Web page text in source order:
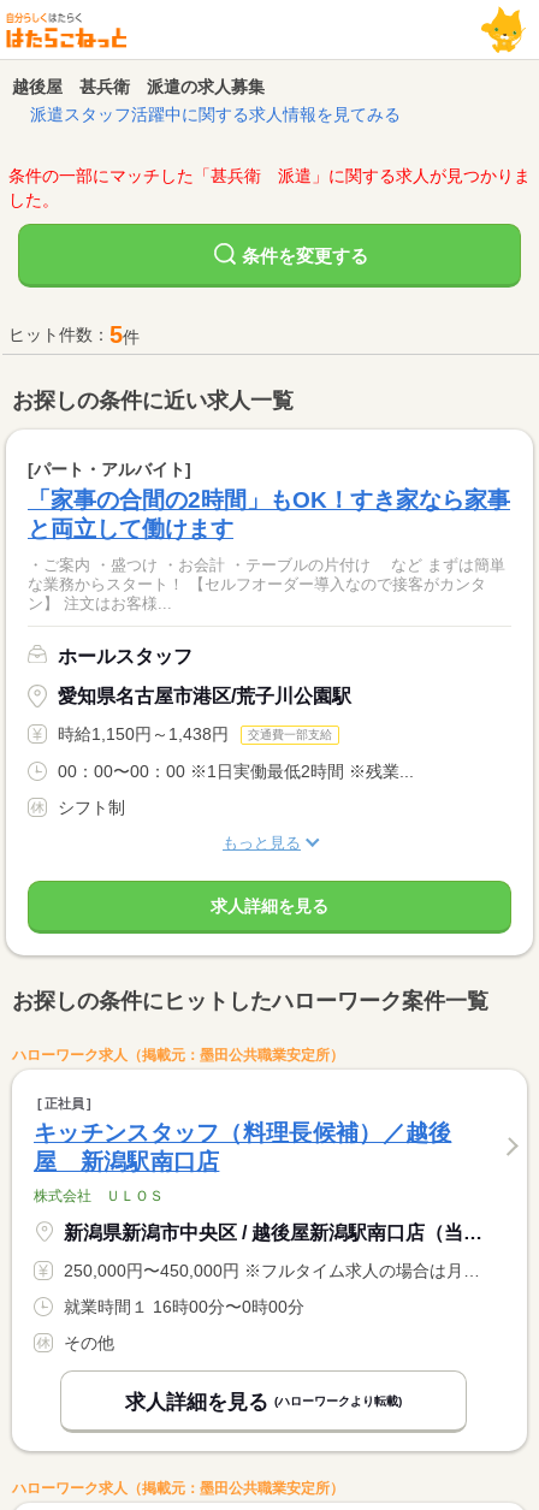
越後屋 甚兵衛 派遣の求人募集
派遣スタッフ活躍中に関する求人情報を見てみる
条件の一部にマッチした「甚兵衛 派遣」に関する求人が見つかりま
した。
条件を変更する
ヒット件数： 5件
お探しの条件に近い求人一覧
[パート・アルバイト]
「家事の合間の2時間」もOK！すき家なら家事
と両立して働けます
・ご案内 ・盛つけ ・お会計 ・テーブルの片付け など まずは簡単
な業務からスタート！ 【セルフオーダー導入なので接客がカンタ
ン】 注文はお客様...
ホールスタッフ
愛知県名古屋市港区/荒子川公園駅
時給1,150円～1,438円 交通費一部支給
00：00〜00：00 ※1日実働最低2時間 ※残業...
シフト制
もっと見る
求人詳細を見る
お探しの条件にヒットしたハローワーク案件一覧
ハローワーク求人（掲載元：墨田公共職業安定所）
正社員
キッチンスタッフ（料理長候補）／越後
屋 新潟駅南口店
株式会社 ＵＬＯＳ
新潟県新潟市中央区 / 越後屋新潟駅南口店（当社店舗）
250,000円〜450,000円 ※フルタイム求人の場合は月額（換算額）、パート求人の場合は時間額を表示しています。
就業時間１ 16時00分〜0時00分
その他
求人詳細を見る (ハローワークより転載)
ハローワーク求人（掲載元：墨田公共職業安定所）